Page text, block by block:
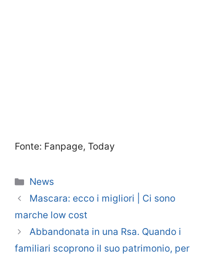
Fonte: Fanpage, Today
Categorie
News
Mascara: ecco i migliori | Ci sono
marche low cost
Abbandonata in una Rsa. Quando i
familiari scoprono il suo patrimonio, per